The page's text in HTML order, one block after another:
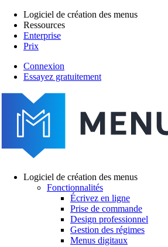
Aller
contenu
principal
Main
navigation
Logiciel de création des menus
Ressources
Enterprise
Prix
menutech
navigation
Connexion
Essayez gratuitement
navigation
Logiciel de création des menus
Fonctionnalités
Écrivez en ligne
Prise de commande
Design professionnel
Gestion des régimes
Menus digitaux